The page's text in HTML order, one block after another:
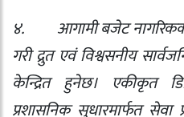
४.
आगामी बजेट
गरी द्रुत एवं विश्वसनीय
केन्द्रित हुनेछ। एकीकृत
प्रशासनिक सुधारमार्फत सेवा